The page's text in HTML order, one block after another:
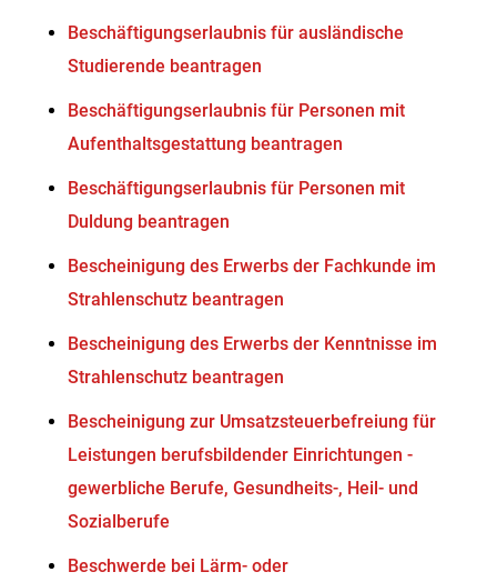
Beschäftigungserlaubnis für ausländische
Studierende beantragen
Beschäftigungserlaubnis für Personen mit
Aufenthaltsgestattung beantragen
Beschäftigungserlaubnis für Personen mit
Duldung beantragen
Bescheinigung des Erwerbs der Fachkunde im
Strahlenschutz beantragen
Bescheinigung des Erwerbs der Kenntnisse im
Strahlenschutz beantragen
Bescheinigung zur Umsatzsteuerbefreiung für
Leistungen berufsbildender Einrichtungen -
gewerbliche Berufe, Gesundheits-, Heil- und
Sozialberufe
Beschwerde bei Lärm- oder